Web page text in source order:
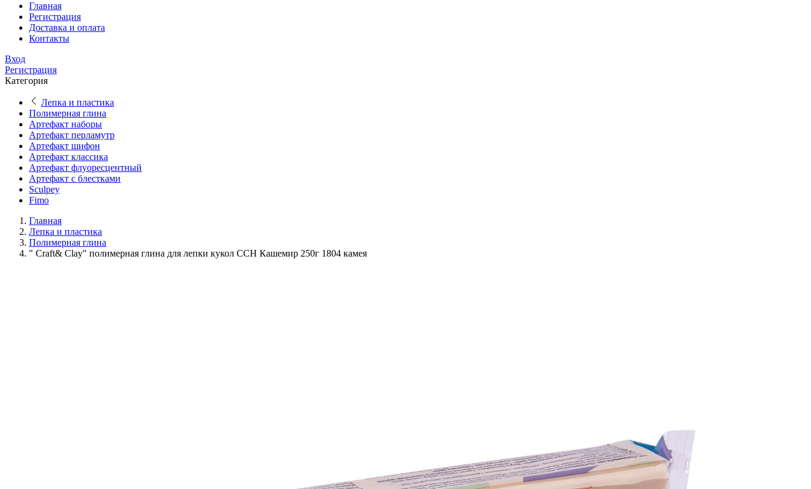
Главная
Регистрация
Доставка и оплата
Контакты
Вход
Регистрация
Категория
Лепка и пластика
Полимерная глина
Артефакт наборы
Артефакт перламутр
Артефакт шифон
Артефакт классика
Артефакт флуоресцентный
Артефакт с блестками
Sculpey
Fimo
Главная
Лепка и пластика
Полимерная глина
" Craft& Clay" полимерная глина для лепки кукол CCH Кашемир 250г 1804 камея